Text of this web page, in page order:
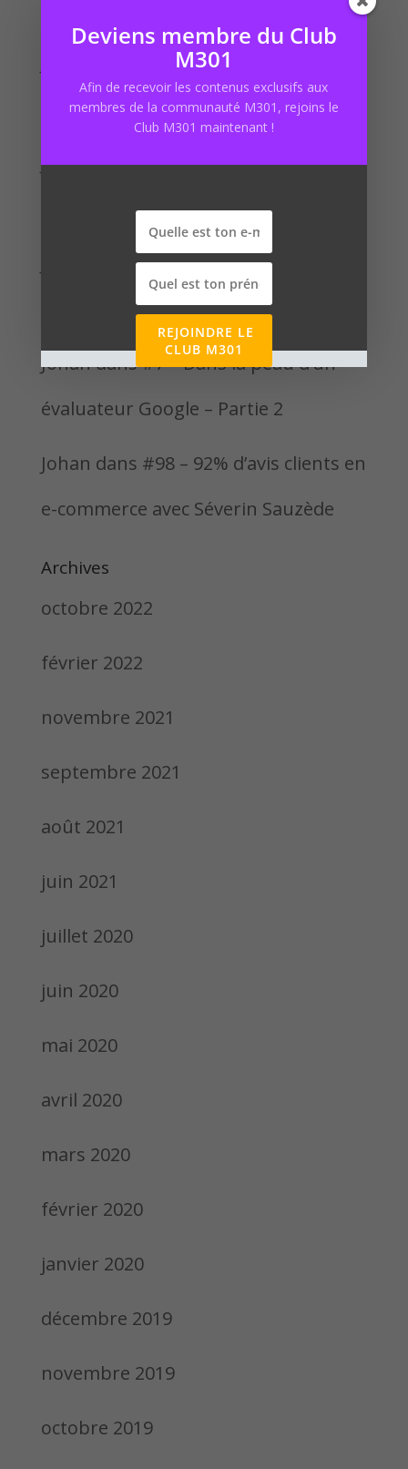
Commentaires récents
#73 – Le fichier robots.txt
en e-commerce
Johandans#98 – 92% d’avis clients en
e-commerce avec Séverin Sauzède
dans#98 – 92% d’avis clients en
e-commerce avec Séverin Sauzède
Johandans#7 – Dans la peau d’un
évaluateur Google – Partie 2
Johan dans #98 – 92% d’avis clients en
e-commerce avec Séverin Sauzède
Archives
octobre 2022
février 2022
novembre 2021
septembre 2021
août 2021
juin 2021
juillet 2020
juin 2020
mai 2020
avril 2020
mars 2020
février 2020
janvier 2020
décembre 2019
novembre 2019
octobre 2019
Deviens membre du Club
M301
Afin de recevoir les contenus exclusifs aux
membres de la communauté M301, rejoins le
Club M301 maintenant !
REJOINDRE LE
CLUB M301